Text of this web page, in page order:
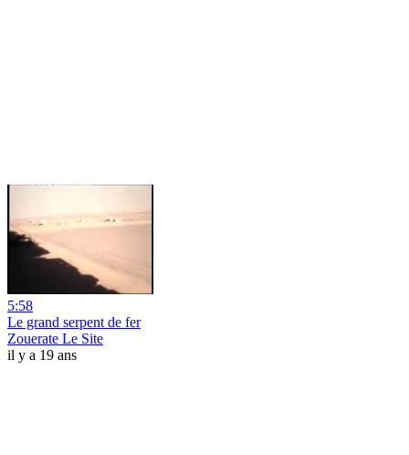
5:58
Le grand serpent de fer
Zouerate Le Site
il y a 19 ans